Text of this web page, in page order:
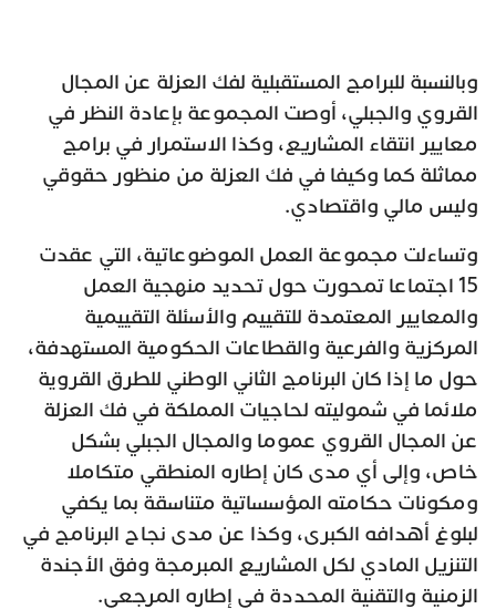
وبالنسبة للبرامج المستقبلية لفك العزلة عن المجال
القروي والجبلي، أوصت المجموعة بإعادة النظر في
معايير انتقاء المشاريع، وكذا الاستمرار في برامج
مماثلة كما وكيفا في فك العزلة من منظور حقوقي
وليس مالي واقتصادي.
وتساءلت مجموعة العمل الموضوعاتية، التي عقدت
15 اجتماعا تمحورت حول تحديد منهجية العمل
والمعايير المعتمدة للتقييم والأسئلة التقييمية
المركزية والفرعية والقطاعات الحكومية المستهدفة،
حول ما إذا كان البرنامج الثاني الوطني للطرق القروية
ملائما في شموليته لحاجيات المملكة في فك العزلة
عن المجال القروي عموما والمجال الجبلي بشكل
خاص، وإلى أي مدى كان إطاره المنطقي متكاملا
ومكونات حكامته المؤسساتية متناسقة بما يكفي
لبلوغ أهدافه الكبرى، وكذا عن مدى نجاح البرنامج في
التنزيل المادي لكل المشاريع المبرمجة وفق الأجندة
الزمنية والتقنية المحددة في إطاره المرجعي.